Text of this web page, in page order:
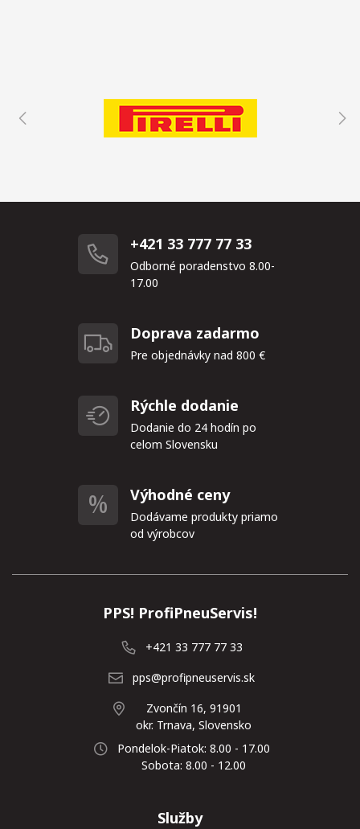
+421 33 777 77 33
Odborné poradenstvo 8.00-
17.00
Doprava zadarmo
Pre objednávky nad 800 €
Rýchle dodanie
Dodanie do 24 hodín po
celom Slovensku
Výhodné ceny
Dodávame produkty priamo
od výrobcov
PPS! ProfiPneuServis!
+421 33 777 77 33
pps@profipneuservis.sk
Zvončín 16, 91901
okr. Trnava, Slovensko
Pondelok-Piatok: 8.00 - 17.00
Sobota: 8.00 - 12.00
Služby